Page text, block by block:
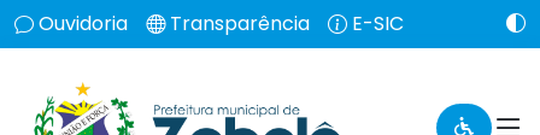
Ouvidoria Transparência E-SIC